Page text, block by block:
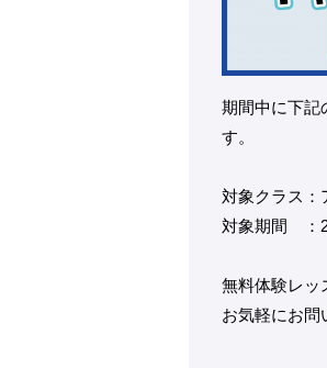
期間中に下記
す。
対象クラス：
対象期間 ：
無料体験レッ
お気軽にお問